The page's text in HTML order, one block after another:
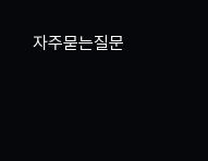
자주묻는질문